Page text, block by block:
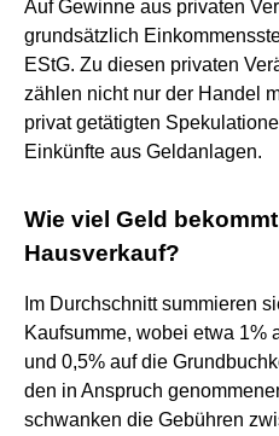
Auf Gewinne aus privaten
grundsätzlich
EStG. Zu diesen privaten
zählen nicht nur der Handel
privat getätigten
Einkünfte aus Geldanlagen.
Wie viel Geld
Hausverkauf?
Im Durchschnitt summieren
Kaufsumme, wobei etwa 1%
und 0,5% auf die
den in Anspruch
schwanken die Gebühren